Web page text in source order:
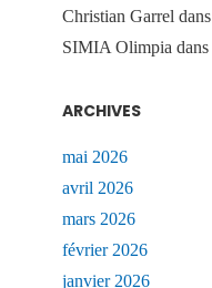
Christian Garrel dans
SIMIA Olimpia dans
ARCHIVES
mai 2026
avril 2026
mars 2026
février 2026
janvier 2026